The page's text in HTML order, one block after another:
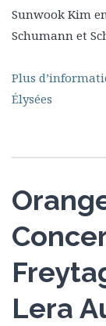
Sunwook Kim
Schumann et
Plus
Élysées
Lera